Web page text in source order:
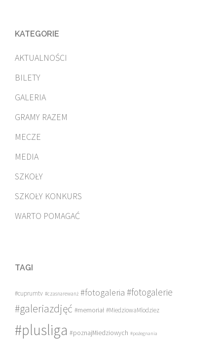
KATEGORIE
AKTUALNOŚCI
BILETY
GALERIA
GRAMY RAZEM
MECZE
MEDIA
SZKOŁY
SZKOŁY KONKURS
WARTO POMAGAĆ
TAGI
#cuprumtv #czasnarewanż #fotogaleria #fotogalerie
#galeriazdjęć #memoriał #MiedziowaMlodziez
#plusliga #poznajMiedziowych #pożegnania